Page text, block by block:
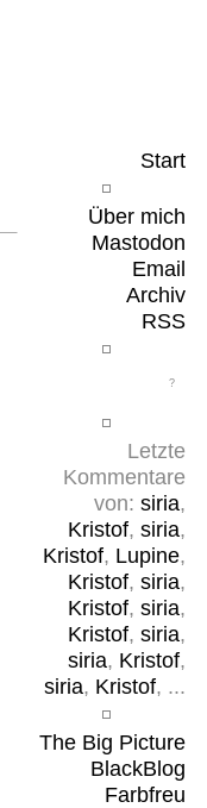
Start
Über mich
Mastodon
Email
Archiv
RSS
Letzte
Kommentare
von: siria,
Kristof, siria,
Kristof, Lupine,
Kristof, siria,
Kristof, siria,
Kristof, siria,
siria, Kristof,
siria, Kristof, ...
The Big Picture
BlackBlog
Farbfreu